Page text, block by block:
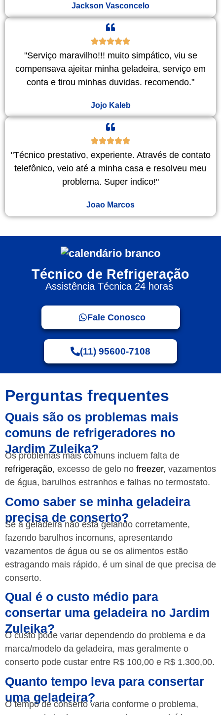
Jackson Vasconcelo
"Serviço maravilho!!! muito simpático, viu se
compensava ajeitar minha geladeira, serviço em
conta e tirou minhas duvidas. recomendo."
Jojo Kaleb
"Técnico prestativo, experiente. Através de contato
telefônico, veio até a minha casa e resolveu meu
problema. Super indico!"
Joao Marcos
Técnico de Refrigeração
Assistência Técnica 24 horas
Fale Conosco
(11) 95600-7108
Perguntas frequentes
Quais são os problemas mais
comuns de refrigeradores no
Jardim Zuleika?
Os problemas mais comuns incluem falta de
refrigeração, excesso de gelo no freezer, vazamentos
de água, barulhos estranhos e falhas no termostato.
Como saber se minha geladeira
precisa de conserto?
Se a geladeira não está gelando corretamente,
fazendo barulhos incomuns, apresentando
vazamentos de água ou se os alimentos estão
estragando mais rápido, é um sinal de que precisa de
conserto.
Qual é o custo médio para
consertar uma geladeira no Jardim
Zuleika?
O custo pode variar dependendo do problema e da
marca/modelo da geladeira, mas geralmente o
conserto pode custar entre R$ 100,00 e R$ 1.300,00.
Quanto tempo leva para consertar
uma geladeira?
O tempo de conserto varia conforme o problema,